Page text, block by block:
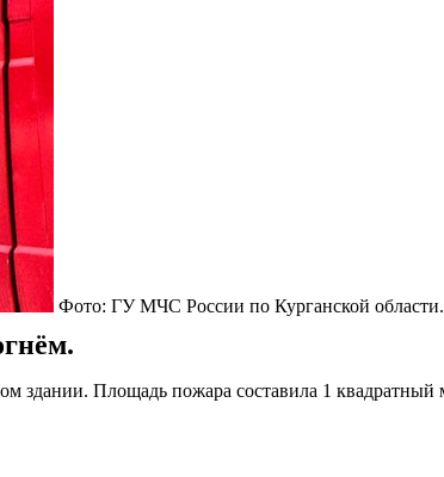
Фото: ГУ МЧС России по Курганской
здании. Площадь пожара составила 1